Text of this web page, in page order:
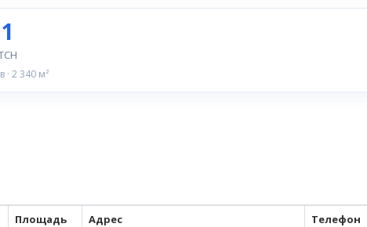
1
· 2 340 м²
Площадь Адрес
Телефон